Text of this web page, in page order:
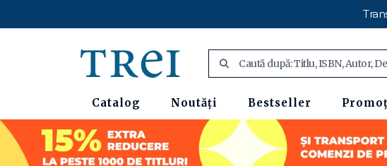
Catalog Noutăți Bestseller